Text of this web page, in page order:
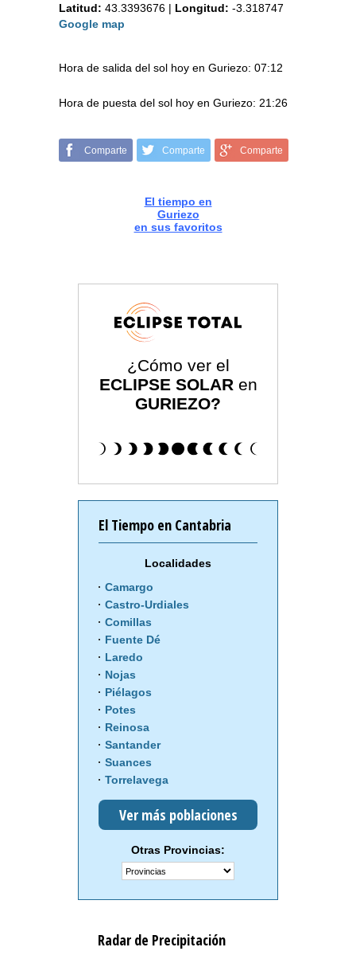
Latitud: 43.3393676 | Longitud: -3.318747
Google map
Hora de salida del sol hoy en Guriezo: 07:12
Hora de puesta del sol hoy en Guriezo: 21:26
Comparte Comparte Comparte
El tiempo en
Guriezo
en sus favoritos
¿Cómo ver el
ECLIPSE SOLAR en
GURIEZO?
El Tiempo en Cantabria
Localidades
Camargo
Castro-Urdiales
Comillas
Fuente Dé
Laredo
Nojas
Piélagos
Potes
Reinosa
Santander
Suances
Torrelavega
Ver más poblaciones
Otras Provincias:
Radar de Precipitación